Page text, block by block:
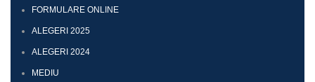
FORMULARE ONLINE
ALEGERI 2025
ALEGERI 2024
MEDIU